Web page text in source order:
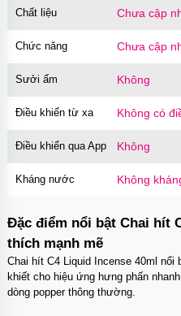
trong suốt
OPC16PR 70.000₫
Case trong suốt
suốt tối giản
MãOP16MXtrị giá70.000₫
Chất liệu Chưa cập
Chức năng Chưa cập
Sưởi ấm Không
Điều khiển từ xa Không có
Điều khiển qua App Không
Kháng nước Không
Đặc điểm nổi bật Chai hít
thích mạnh mẽ
Chai hít C4 Liquid Incense 40ml
khiết cho hiệu ứng hưng phấn
dòng popper thông thường.